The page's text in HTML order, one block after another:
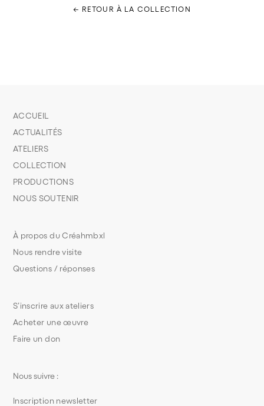
← RETOUR À LA COLLECTION
S’inscrire aux ateliers
Acheter une œuvre
Faire un don
À propos du Créahmbxl
Nous rendre visite
Questions / réponses
ACCUEIL
ACTUALITÉS
ATELIERS
COLLECTION
PRODUCTIONS
NOUS SOUTENIR
Nous suivre :
Inscription newsletter